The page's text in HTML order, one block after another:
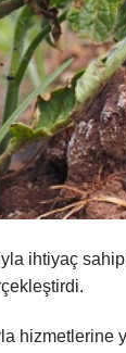
ihtiyaç
hizmetlerine